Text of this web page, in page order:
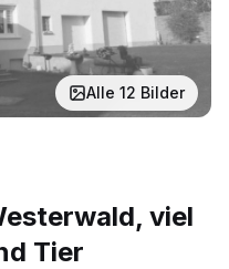
Alle 12 Bilder
viel
Tier